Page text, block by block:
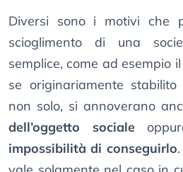
Diversi sono i motivi che
scioglimento di una
semplice, come ad esempio
se originariamente
non solo, si annoverano
dell’oggetto sociale
impossibilità di conseguirlo